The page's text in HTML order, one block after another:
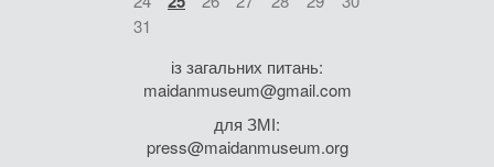
31
із загальних питань:
maidanmuseum@gmail.com
для ЗМІ:
press@maidanmuseum.org